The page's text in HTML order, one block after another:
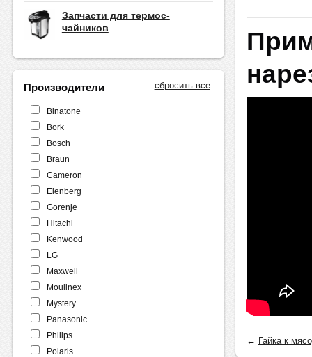
Запчасти для термос-
чайников
сбросить все
Производители
Binatone
Bork
Bosch
Braun
Cameron
Elenberg
Gorenje
Hitachi
Kenwood
LG
Maxwell
Moulinex
Mystery
Panasonic
Philips
Polaris
← Гайка к